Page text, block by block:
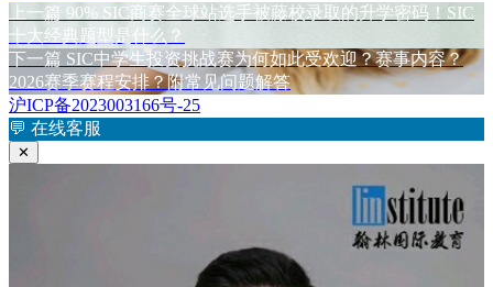
布
于
者
文
章
导
航
上一篇 上
篇
文
章：
90% SIC商赛全球站选手被藤校录取的升学密码！SIC
十大经典题型是什么？
下一篇 下
篇
文
章：
SIC中学生投资挑战赛为何如此受欢迎？赛事内容？
2026赛季赛程安排？附常见问题解答
沪ICP备2023003166号-25
💬 在线客服
✕